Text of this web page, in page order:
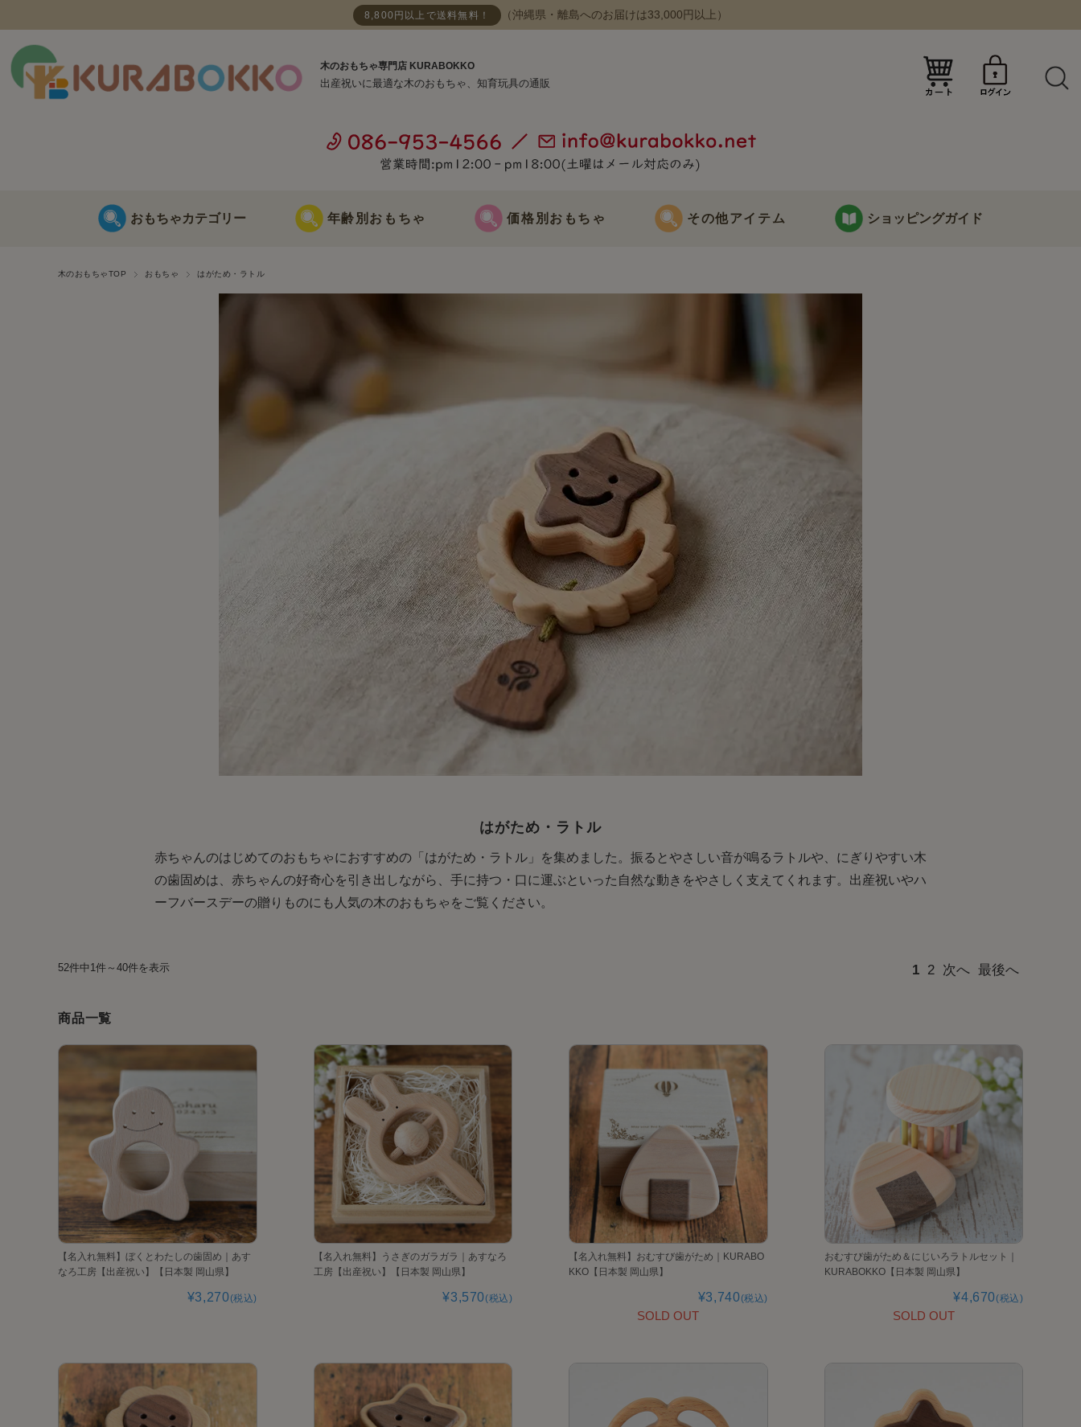
8,800円以上で送料無料！ （沖縄県・離島へのお届けは33,000円以上）
木のおもちゃ専門店 KURABOKKO
出産祝いに最適な木のおもちゃ、知育玩具の通販
おもちゃカテゴリー
日本製 木のおもちゃ
年齢別おもちゃ
3歳に最適なおもちゃ
価格別おもちゃ
10000円以上のおもちゃ
その他アイテム
オーガニックコットン
テーブルウェア
木製品のお手入れ
ショッピングガイド
お問合せ
木のおもちゃTOP おもちゃ はがため・ラトル
はがため・ラトル
赤ちゃんのはじめてのおもちゃにおすすめの「はがため・ラトル」を集めました。振るとやさしい音が鳴るラトルや、にぎりやすい木
の歯固めは、赤ちゃんの好奇心を引き出しながら、手に持つ・口に運ぶといった自然な動きをやさしく支えてくれます。出産祝いやハ
ーフバースデーの贈りものにも人気の木のおもちゃをご覧ください。
52件中1件～40件を表示 1 2 次へ 最後へ
商品一覧
【名入れ無料】ぼくとわたしの歯固め｜あす
なろ工房【出産祝い】【日本製 岡山県】
¥3,270(税込)
【名入れ無料】うさぎのガラガラ｜あすなろ
工房【出産祝い】【日本製 岡山県】
¥3,570(税込)
【名入れ無料】おむすび歯がため｜KURABO
KKO【日本製 岡山県】
¥3,740(税込)
SOLD OUT
おむすび歯がため＆にじいろラトルセット｜
KURABOKKO【日本製 岡山県】
¥4,670(税込)
SOLD OUT